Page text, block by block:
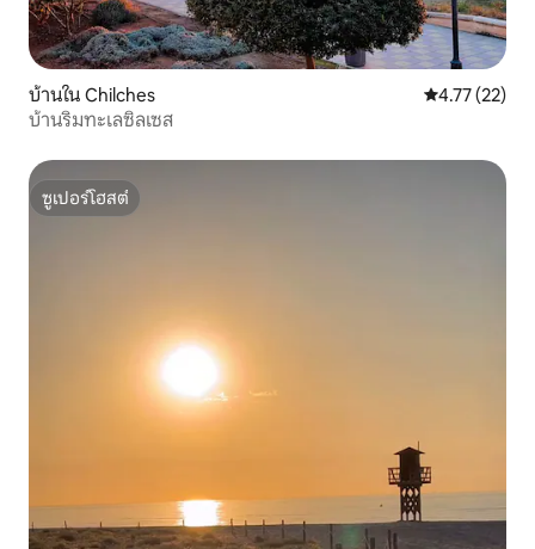
บ้านใน Chilches คะแนนเฉลี่ย
4.77 (22)
บ้านริมทะเลซิลเซส
ซูเปอร์โฮสต์
ซูเปอร์โฮสต์